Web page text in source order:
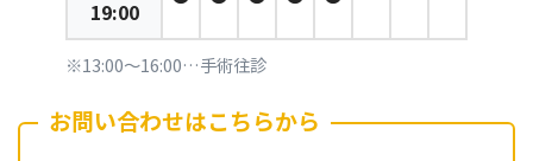
19:00
※13:00～16:00…手術往診
お問い合わせはこちらから